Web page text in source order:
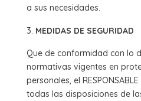
a sus necesidades.
MEDIDAS DE SEGURIDAD
Que de conformidad con lo
normativas vigentes en
personales, el
todas las disposiciones de